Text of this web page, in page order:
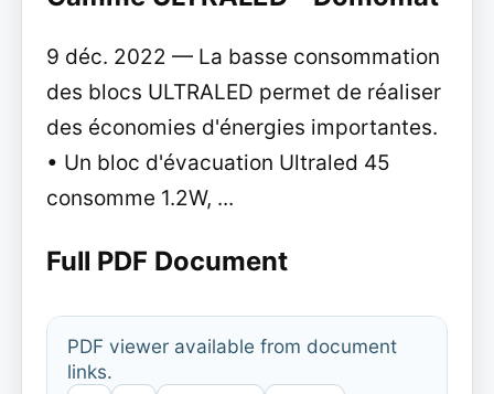
9 déc. 2022 — La basse consommation
des blocs ULTRALED permet de réaliser
des économies d'énergies importantes.
• Un bloc d'évacuation Ultraled 45
consomme 1.2W, ...
Full PDF Document
PDF viewer available from document
links.